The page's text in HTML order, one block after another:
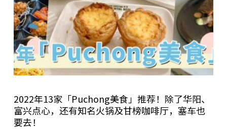
2022年13家「Puchong美食」推荐！除了华阳、
富兴点心，还有知名火锅及甘榜咖啡厅，塞车也
要去！